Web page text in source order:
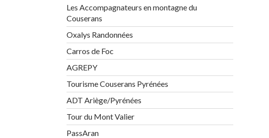
Les Accompagnateurs en montagne du
Couserans
Oxalys Randonnées
Carros de Foc
AGREPY
Tourisme Couserans Pyrénées
ADT Ariège/Pyrénées
Tour du Mont Valier
PassAran